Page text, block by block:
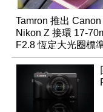
Tamron 推出
Nikon Z 接環 17-
F2.8 恆定大光圈標
鏡